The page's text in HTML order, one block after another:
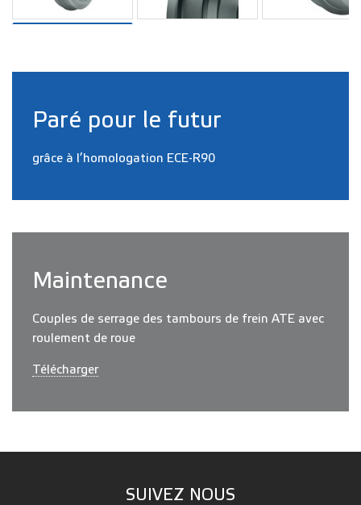
Paré pour le futur
grâce à l’homologation ECE-R90
Maintenance
Couples de serrage des tambours de frein ATE avec
roulement de roue
Télécharger
SUIVEZ NOUS